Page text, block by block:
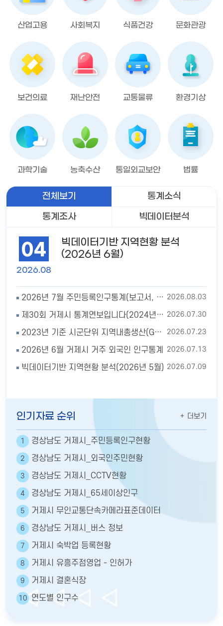
산업고용 사회복지 식품건강 문화관광
보건의료 재난안전 교통물류 환경기상
과학기술 농축수산 통일외교보안 법률
전체보기
통계소식
통계조사
빅데이터분석
04
2026.08
빅데이터기반 지역현황 분석
(2026년 6월)
2026년 7월 주민등록인구통계(보고서, 인구이동보고서 포함) 2026.08.03
제30회 거제시 통계연보입니다(2024년 기준) 2026.07.30
2023년 기준 시군단위 지역내총생산(GRDP) 추계 결과 2026.07.23
2026년 6월 거제시 거주 외국인 인구통계 2026.07.13
빅데이터기반 지역현황 분석(2026년 5월) 2026.07.09
인기자료 순위
1 경상남도 거제시_주민등록인구현황
2 경상남도 거제시_외국인주민현황
3 경상남도 거제시_CCTV현황
4 경상남도 거제시_65세이상인구
5 거제시 무인교통단속카메라표준데이터
6 경상남도 거제시_버스 정보
7 거제시 숙박업 등록현황
8 거제시 유흥주점영업 - 인허가
9 거제시 결혼식장
10 연도별 인구수
더보기